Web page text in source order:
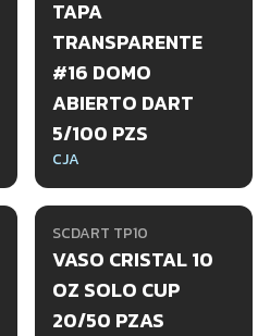
TAPA
TRANSPARENTE
#16 DOMO
ABIERTO DART
5/100 PZS
CJA
SCDART TP10
VASO CRISTAL 10
OZ SOLO CUP
20/50 PZAS